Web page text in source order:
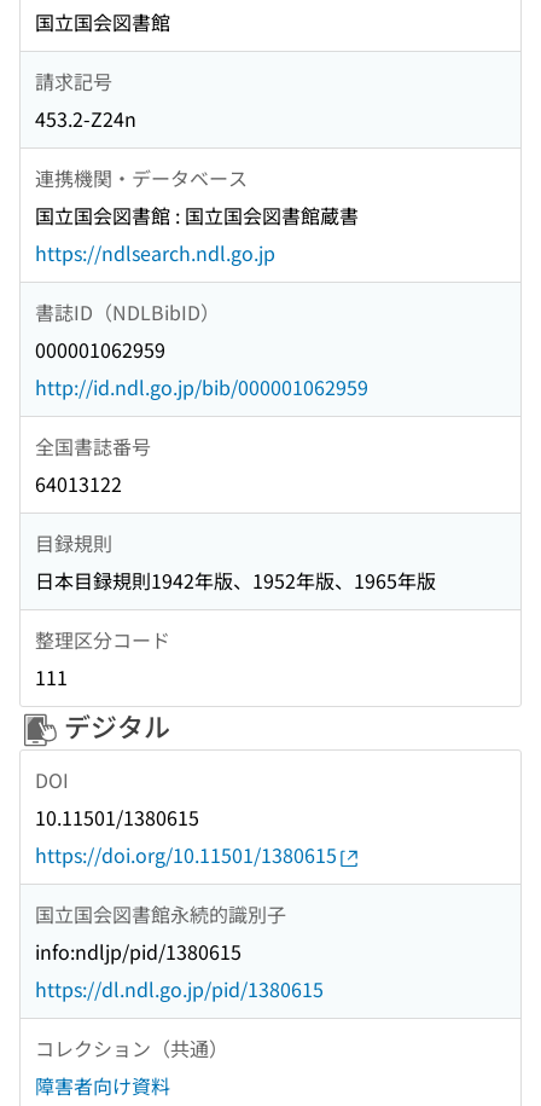
国立国会図書館
請求記号
453.2-Z24n
連携機関・データベース
国立国会図書館 : 国立国会図書館蔵書
https://ndlsearch.ndl.go.jp
書誌ID（NDLBibID）
000001062959
http://id.ndl.go.jp/bib/000001062959
全国書誌番号
64013122
目録規則
日本目録規則1942年版、1952年版、1965年版
整理区分コード
111
デジタル
DOI
10.11501/1380615
https://doi.org/10.11501/1380615
国立国会図書館永続的識別子
info:ndljp/pid/1380615
https://dl.ndl.go.jp/pid/1380615
コレクション（共通）
障害者向け資料